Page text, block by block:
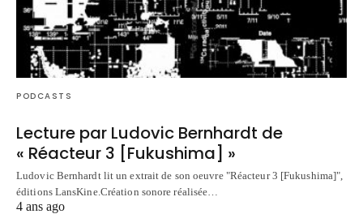
PODCASTS
Lecture par Ludovic Bernhardt de
« Réacteur 3 [Fukushima] »
Ludovic Bernhardt lit un extrait de son oeuvre "Réacteur 3 [Fukushima]",
éditions LansKine.Création sonore réalisée…
4 ans ago